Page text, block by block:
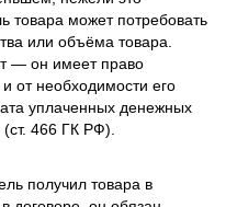
товара может потребовать
или объёма товара.
— он имеет право
от необходимости его
уплаченных денежных
466 ГК РФ).
получил товара в